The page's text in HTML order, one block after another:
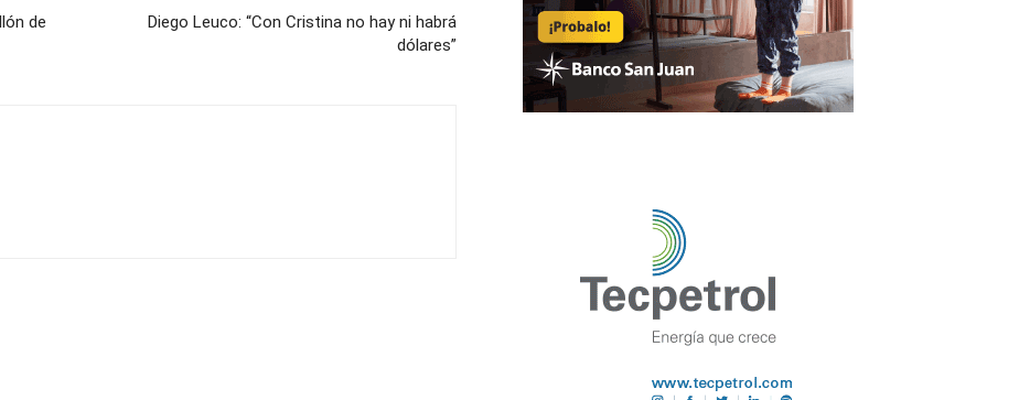
de
Diego Leuco: “Con Cristina no hay ni habrá
dólares”